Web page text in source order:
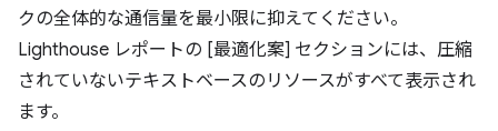
クの全体的な通信量を最小限に抑えてください。
Lighthouse レポートの [最適化案] セクションには、圧縮
されていないテキストベースのリソースがすべて表示され
ます。